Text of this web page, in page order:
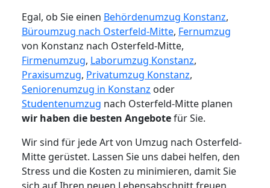
Egal, ob Sie einen Behördenumzug Konstanz,
Büroumzug nach Osterfeld-Mitte, Fernumzug
von Konstanz nach Osterfeld-Mitte,
Firmenumzug, Laborumzug Konstanz,
Praxisumzug, Privatumzug Konstanz,
Seniorenumzug in Konstanz oder
Studentenumzug nach Osterfeld-Mitte planen
wir haben die besten Angebotefür Sie.
Wir sind für jede Art von Umzug nach Osterfeld-
Mitte gerüstet. Lassen Sie uns dabei helfen, den
Stress und die Kosten zu minimieren, damit Sie